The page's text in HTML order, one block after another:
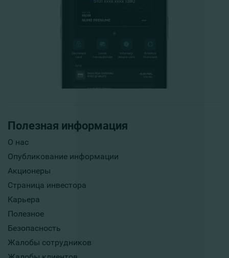
Полезная информация
О нас
Опубликование информации
Акционеры
Страница инвестора
Карьера
Полезное
Безопасность
Жалобы сотрудников